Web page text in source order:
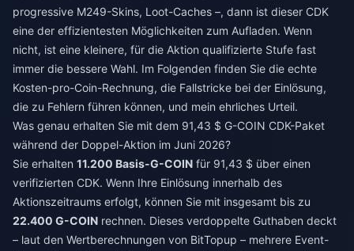
progressive M249-Skins, Loot-Caches –, dann ist dieser CDK
eine der effizientesten Möglichkeiten zum Aufladen. Wenn
nicht, ist eine kleinere, für die Aktion qualifizierte Stufe fast
immer die bessere Wahl. Im Folgenden finden Sie die echte
Kosten-pro-Coin-Rechnung, die Fallstricke bei der Einlösung,
die zu Fehlern führen können, und mein ehrliches Urteil.
Was genau erhalten Sie mit dem 91,43 $ G-COIN CDK-Paket
während der Doppel-Aktion im Juni 2026?
Sie erhalten 11.200 Basis-G-COIN für 91,43 $ über einen
verifizierten CDK. Wenn Ihre Einlösung innerhalb des
Aktionszeitraums erfolgt, können Sie mit insgesamt bis zu
22.400 G-COIN rechnen. Dieses verdoppelte Guthaben deckt
– laut den Wertberechnungen von BitTopup – mehrere Event-